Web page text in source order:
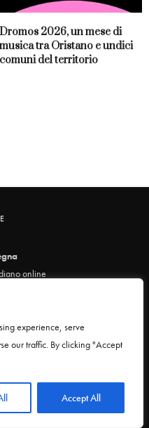
experience, serve
our traffic. By clicking "Accept
Accept All
Dromos 2026, un mese di
musica tra Oristano e undici
comuni del territorio
online
Claudia Marin
- 00186 - Roma
al n. 29 del 24 febbraio 2021